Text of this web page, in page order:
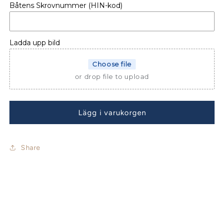
Beneteau
40
Bimini
Beneteau
40
Båtens Skrovnummer (HIN-kod)
Ladda upp bild
Choose file
or drop file to upload
Lägg i varukorgen
Share